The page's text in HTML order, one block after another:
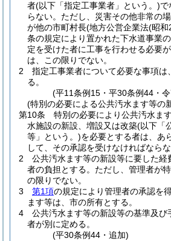
者(以下「指定工事業者」という。)で
らない。 ただし、災害その他非常の
が他の市町村長(地方公営企業法(昭和
条の規定により置かれた下水道事業
定を受けた者に工事を行わせる必要
は、この限りでない。
2
指定工事業者について必要な事項は
る。
(平11条例15・平30条例44・
(特別の必要による公共汚水ます等の
第10条
特別の必要により公共汚水ま
水施設の新設、増設又は改築(以下「
等」という。)を必要とする者は、あ
して、その承認を受けなければならな
2
公共汚水ます等の新設等に要した経
者の負担とする。 ただし、管理者が
の限りでない。
3
第1項の規定により管理者の承認を
ます等は、市の所有とする。
4
公共汚水ます等の新設等の基準及び
者が別に定める。
(平30条例44・追加)